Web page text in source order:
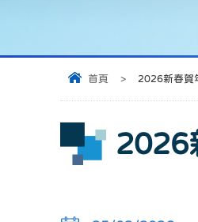
首頁 > 2026新春賀
2026